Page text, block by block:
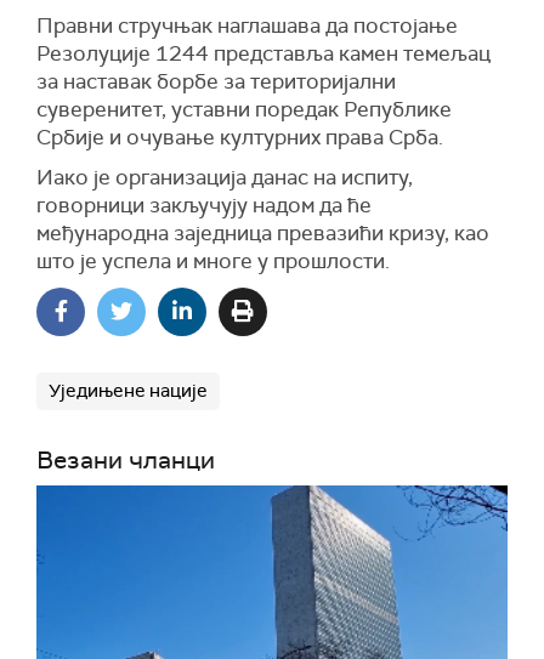
Правни стручњак наглашава да постојање
Резолуције 1244 представља камен темељац
за наставак борбе за територијални
суверенитет, уставни поредак Републике
Србије и очување културних права Срба.
Иако је организација данас на испиту,
говорници закључују надом да ће
међународна заједница превазићи кризу, као
што је успела и многе у прошлости.
Уједињене нације
Везани чланци